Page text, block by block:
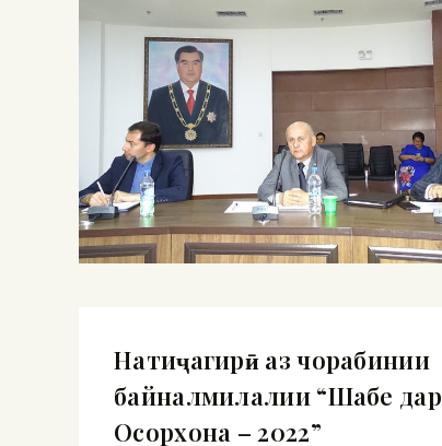
Натиҷагирӣ аз чорабинии
байналмилалии “Шабе дар
Осорхона – 2022”